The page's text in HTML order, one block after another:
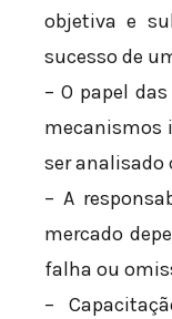
objetiva e
sucesso de
– O papel
mecanismos
ser analisado
– A
mercado
falha ou
–